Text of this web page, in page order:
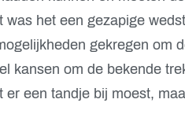
was het een gezapige
gekregen om
kansen om de bekende
er een tandje bij moest,